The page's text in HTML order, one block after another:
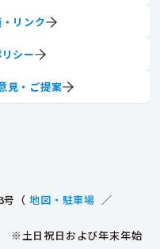
号（ 地図・駐車場 ／
※土日祝日および年末年始
リンク
シー
見・ご提案